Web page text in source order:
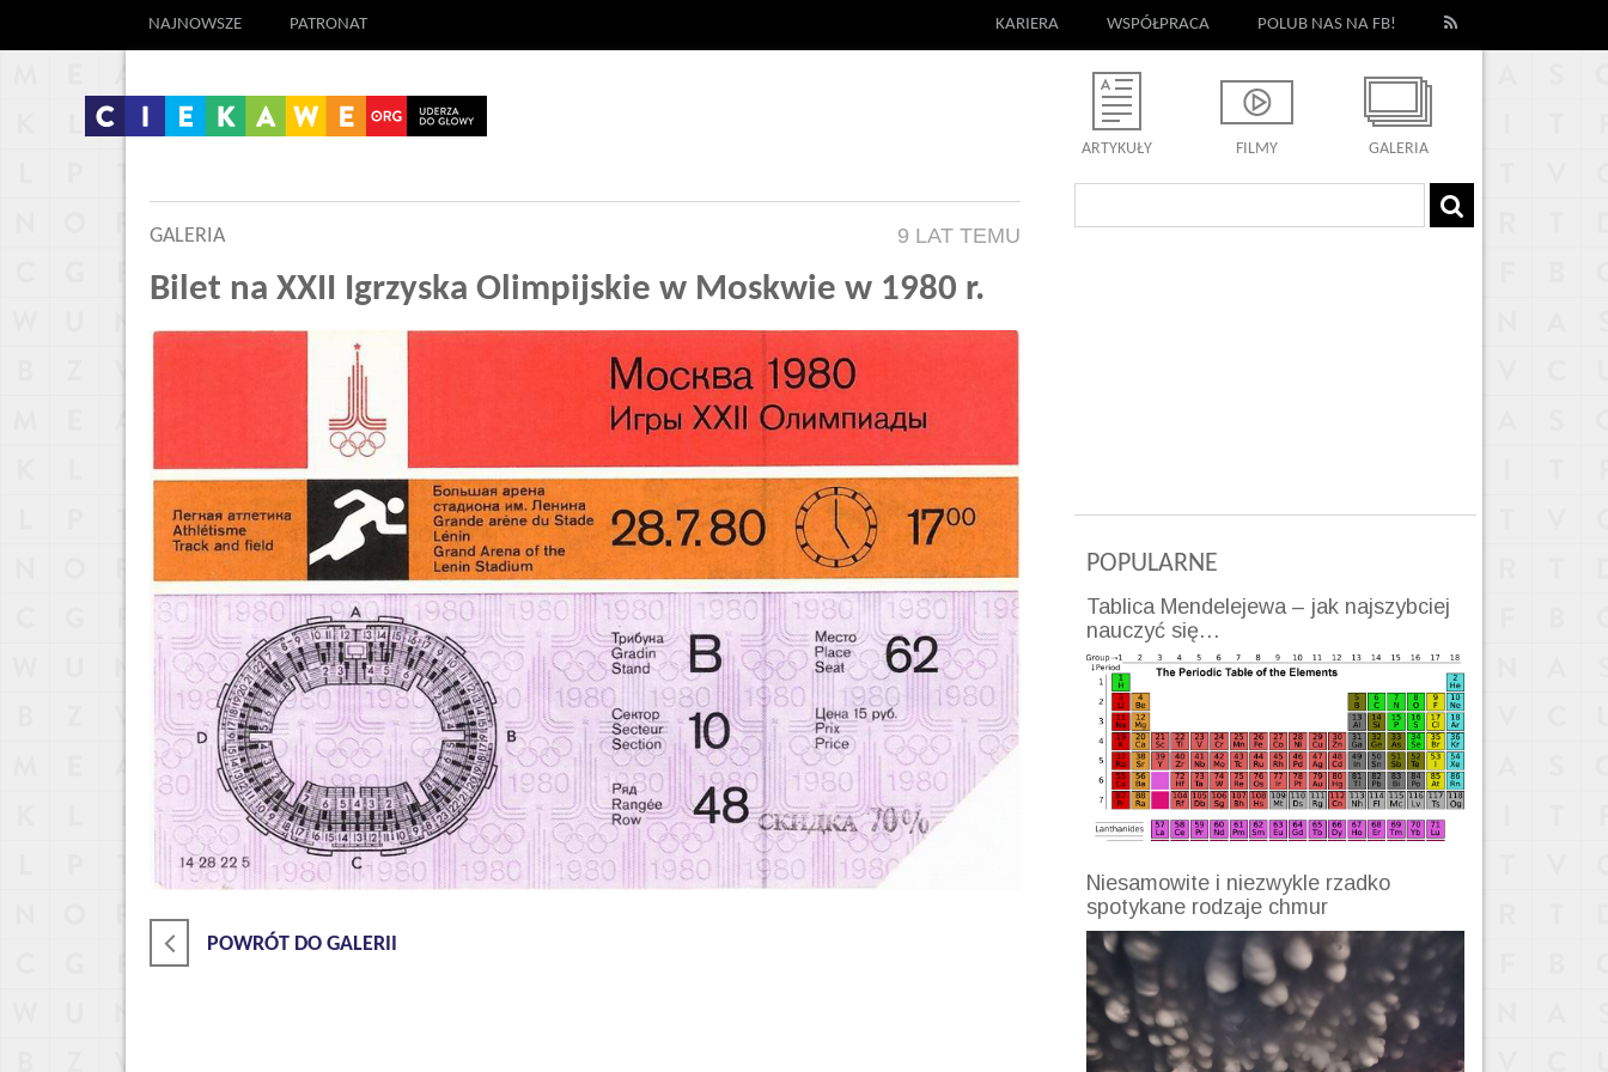
NAJNOWSZE PATRONAT KARIERA WSPÓŁPRACA POLUB NAS NA FB!
ARTYKUŁY FILMY GALERIA
GALERIA 9 LAT TEMU
Bilet na XXII Igrzyska Olimpijskie w Moskwie w 1980 r.
POWRÓT DO GALERII
POPULARNE
Tablica Mendelejewa – jak najszybciej
nauczyć się…
Niesamowite i niezwykle rzadko
spotykane rodzaje chmur